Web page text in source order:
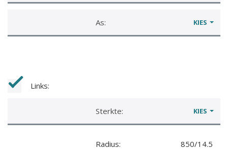
As: KIES
Links:
Sterkte: KIES
Radius: 850/14.5